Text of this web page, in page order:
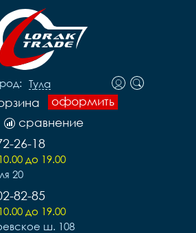
Тула
оформить
сравнение
26-18
до 19.00
20
82-85
до 19.00
ш. 108